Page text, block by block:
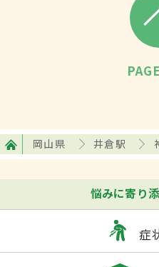
岡山県 井倉駅
悩みに寄り
症